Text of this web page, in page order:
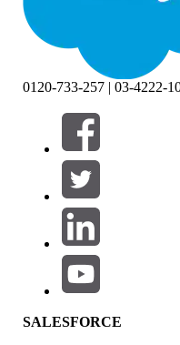
絞り込み条件 (0)
絞り込み条件を選択
製品エリア
機能の影響
0120-733-257 | 03-4222-
SALESFORCE